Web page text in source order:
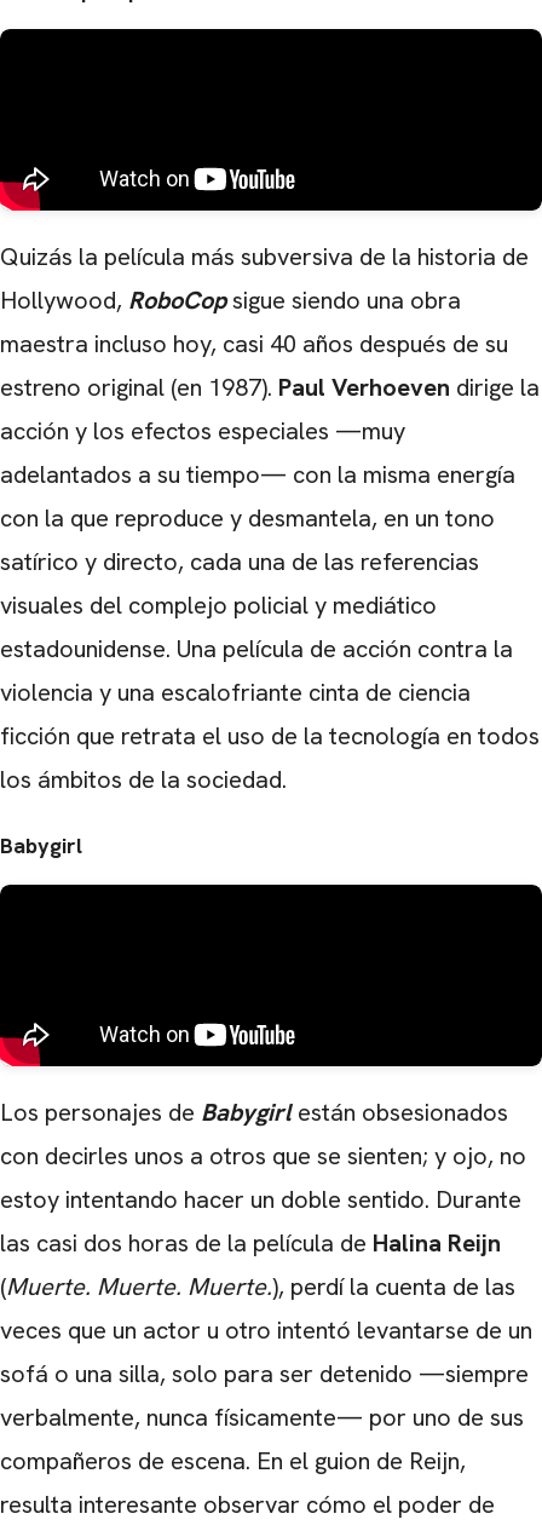
Quizás la película más subversiva de la historia de
Hollywood, RoboCopsigue siendo una obra
maestra incluso hoy, casi 40 años después de su
estreno original (en 1987). Paul Verhoeven dirige la
acción y los efectos especiales —muy
adelantados a su tiempo— con la misma energía
con la que reproduce y desmantela, en un tono
satírico y directo, cada una de las referencias
visuales del complejo policial y mediático
estadounidense. Una película de acción contra la
violencia y una escalofriante cinta de ciencia
ficción que retrata el uso de la tecnología en todos
los ámbitos de la sociedad.
Babygirl
Los personajes de Babygirlestán obsesionados
con decirles unos a otros que se sienten; y ojo, no
estoy intentando hacer un doble sentido. Durante
las casi dos horas de la película de Halina Reijn
(Muerte. Muerte. Muerte.), perdí la cuenta de las
veces que un actor u otro intentó levantarse de un
sofá o una silla, solo para ser detenido —siempre
verbalmente, nunca físicamente— por uno de sus
compañeros de escena. En el guion de Reijn,
resulta interesante observar cómo el poder de